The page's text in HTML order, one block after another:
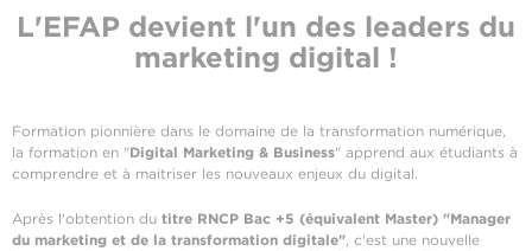
L'EFAP devient l'un des leaders du
marketing digital !
Formation pionnière dans le domaine de la transformation numérique,
la formation en "Digital Marketing & Business" apprend aux étudiants à
comprendre et à maitriser les nouveaux enjeux du digital.
Après l'obtention du titre RNCP Bac +5 (équivalent Master) "Manager
du marketing et de la transformation digitale", c'est une nouvelle